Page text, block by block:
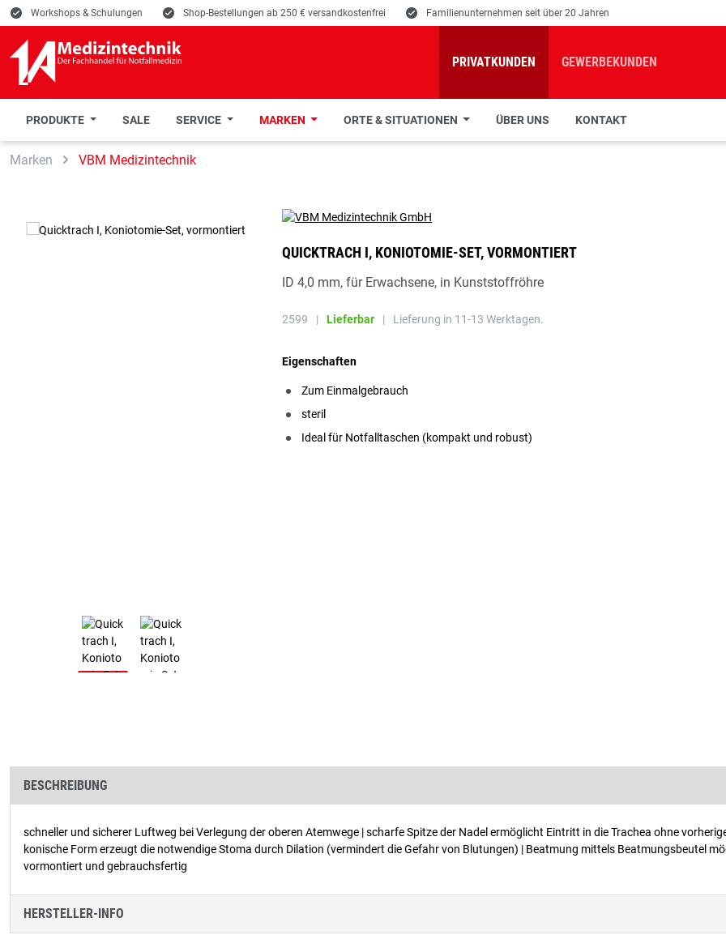
Zur Suche springen
Zur Hauptnavigation springen
E Workshops & Schulungen E Shop-Bestellungen ab 250 € versandkostenfrei E Familienunternehmen seit über 20 Jahren
PRIVATKUNDEN GEWERBEKUNDEN
PRODUKTE SALE SERVICE MARKEN ORTE & SITUATIONEN ÜBER UNS KONTAKT
Marken VBM Medizintechnik
QUICKTRACH I, KONIOTOMIE-SET, VORMONTIERT
ID 4,0 mm, für Erwachsene, in Kunststoffröhre
2599 | Lieferbar | Lieferung in 11-13 Werktagen.
Eigenschaften
Zum Einmalgebrauch
steril
Ideal für Notfalltaschen (kompakt und robust)
BESCHREIBUNG
schneller und sicherer Luftweg bei Verlegung der oberen Atemwege | scharfe Spitze der Nadel ermöglicht Eintritt in die Trachea ohne
konische Form erzeugt die notwendige Stoma durch Dilation (vermindert die Gefahr von Blutungen) | Beatmung mittels Beatmungsbeutel
vormontiert und gebrauchsfertig
HERSTELLER-INFO